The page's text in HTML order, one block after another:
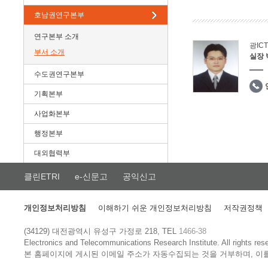
호남권연구본부
연구본부 소개
부서 소개
수도권연구본부
기획본부
사업화본부
행정본부
대외협력부
광
실장
클린ETRI e-신문고 공익신고
개인정보처리방침 이해하기 쉬운 개인정보처리방침 저작권정책
(34129) 대전광역시 유성구 가정로 218, TEL 1466-38
Electronics and Telecommunications Research Institute.All rights
본 홈페이지에 게시된 이메일 주소가 자동수집되는 것을 거부하며,